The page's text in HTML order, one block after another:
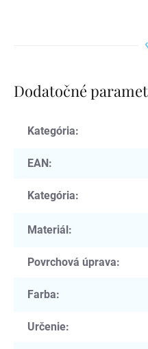
Dodatočné
Kategória:
EAN:
Kategória:
Materiál:
Povrchová úprava:
Farba:
Určenie: